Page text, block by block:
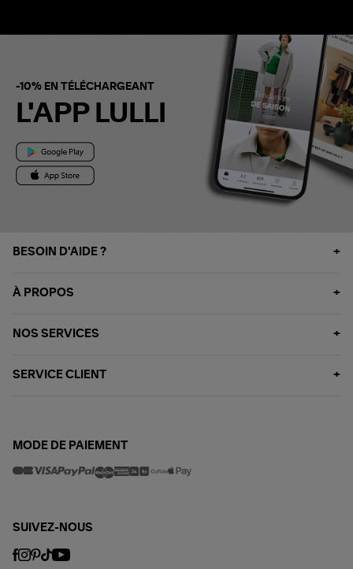
-10% EN TÉLÉCHARGEANT
L'APP LULLI
BESOIN D'AIDE ?
À PROPOS
NOS SERVICES
SERVICE CLIENT
MODE DE PAIEMENT
SUIVEZ-NOUS